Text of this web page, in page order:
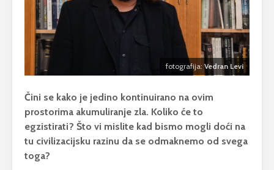
fotografija: Vedran Levi
Čini se kako je jedino kontinuirano na ovim
prostorima akumuliranje zla. Koliko će to
egzistirati? Što vi mislite kad bismo mogli doći na
tu civilizacijsku razinu da se odmaknemo od svega
toga?